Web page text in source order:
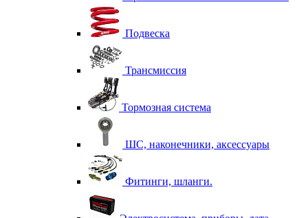
Подвеска
Трансмиссия
Тормозная система
ШС, наконечники, аксессуары
Фитинги, шланги.